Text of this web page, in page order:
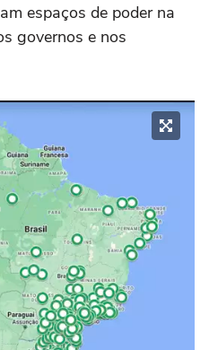
espaços de poder na
governos e nos